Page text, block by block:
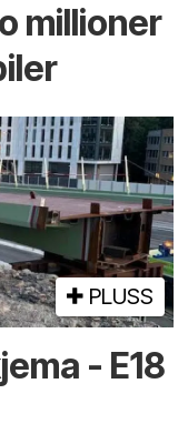
millioner
PLUSS
- E18